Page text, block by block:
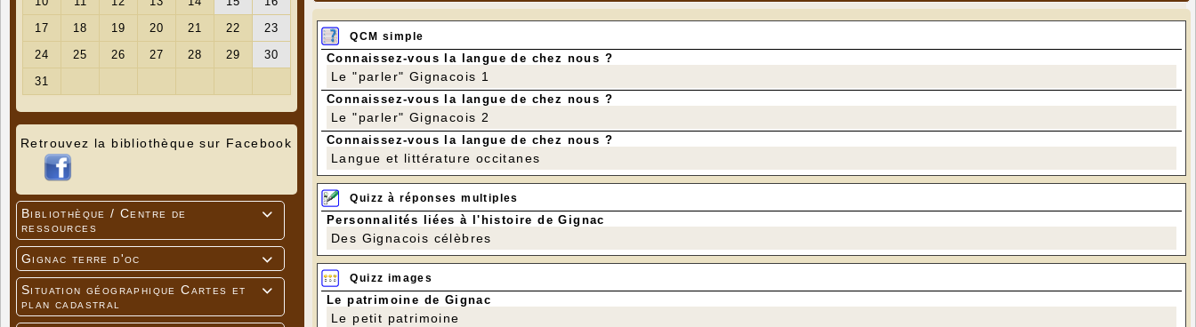
Retrouvez la bibliothèque sur Facebook

Bibliothèque / Centre de
ressources

Gignac terre d'oc

Situation géographique Cartes et
plan cadastral
QCM simple
Connaissez-vous la langue de chez nous ?
Le "parler" Gignacois 1
Connaissez-vous la langue de chez nous ?
Le "parler" Gignacois 2
Connaissez-vous la langue de chez nous ?
Langue et littérature occitanes
Quizz à réponses multiples
Personnalités liées à l'histoire de Gignac
Des Gignacois célèbres
Quizz images
Le patrimoine de Gignac
Le petit patrimoine